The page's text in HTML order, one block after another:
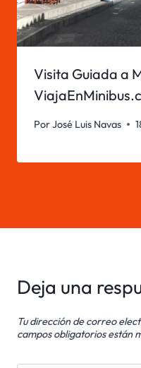
Visita Guiada a
PorJosé Luis Navas
Deja una
Tu dirección de correo
campos obligatorios están